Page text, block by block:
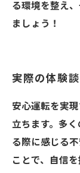
る環境を整え
ましょう！
実際の体験
安心運転を実
立ちます。多
る際に感じる
ことで、自信